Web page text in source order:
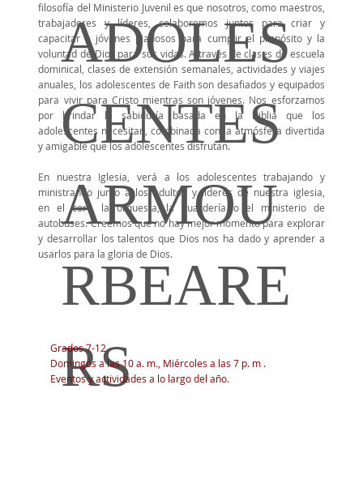
ADOLES
CENTES
ARMOU
RBEARE
RS
filosofía del Ministerio Juvenil es que nosotros, como maestros,
trabajadores y líderes, colaboremos juntos para criar y
capacitar a jóvenes piadosos para cumplir el propósito y la
voluntad de Dios para sus vidas. A través de clases de escuela
dominical, clases de extensión semanales, actividades y viajes
anuales, los adolescentes de Faith son desafiados y equipados
para vivir para Cristo mientras son jóvenes. Nos esforzamos
por brindar la sabiduría basada en la Biblia que los
adolescentes necesitan, combinada con la atmósfera divertida
y amigable que los adolescentes disfrutan.
En nuestra Iglesia, verá a los adolescentes trabajando y
ministrando junto a los adultos y líderes de nuestra iglesia,
en el coro, la orquesta, la guardería o el ministerio de
autobuses. Creemos que no hay mejor momento para explorar
y desarrollar los talentos que Dios nos ha dado y aprender a
usarlos para la gloria de Dios.
Grados 7-12
Domingos a las 10 a. m., Miércoles a las 7 p. m .
Eventos y actividades a lo largo del año.